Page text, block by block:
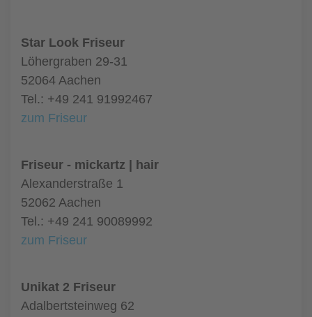
Star Look Friseur
Löhergraben 29-31
52064 Aachen
Tel.: +49 241 91992467
zum Friseur
Friseur - mickartz | hair
Alexanderstraße 1
52062 Aachen
Tel.: +49 241 90089992
zum Friseur
Unikat 2 Friseur
Adalbertsteinweg 62